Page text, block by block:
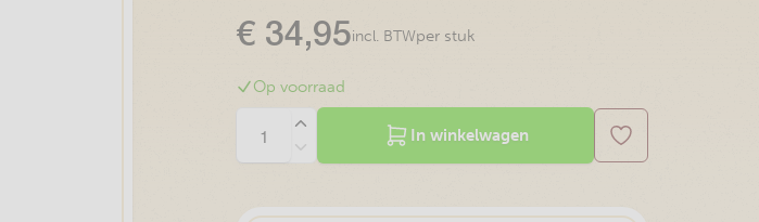
€ 34,95incl. BTWper stuk
Op voorraad
In winkelwagen